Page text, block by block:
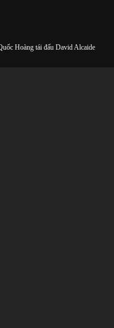
Hoàng tái đấu David Alcaide